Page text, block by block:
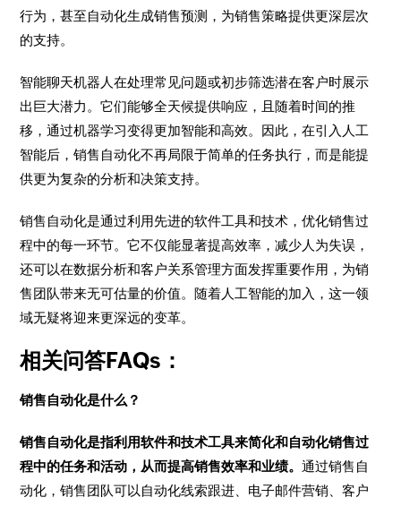
行为，甚至自动化生成销售预测，为销售策略提供更深层次
的支持。
智能聊天机器人在处理常见问题或初步筛选潜在客户时展示
出巨大潜力。它们能够全天候提供响应，且随着时间的推
移，通过机器学习变得更加智能和高效。因此，在引入人工
智能后，销售自动化不再局限于简单的任务执行，而是能提
供更为复杂的分析和决策支持。
销售自动化是通过利用先进的软件工具和技术，优化销售过
程中的每一环节。它不仅能显著提高效率，减少人为失误，
还可以在数据分析和客户关系管理方面发挥重要作用，为销
售团队带来无可估量的价值。随着人工智能的加入，这一领
域无疑将迎来更深远的变革。
相关问答FAQs：
销售自动化是什么？
销售自动化是指利用软件和技术工具来简化和自动化销售过
程中的任务和活动，从而提高销售效率和业绩。通过销售自
动化，销售团队可以自动化线索跟进、电子邮件营销、客户